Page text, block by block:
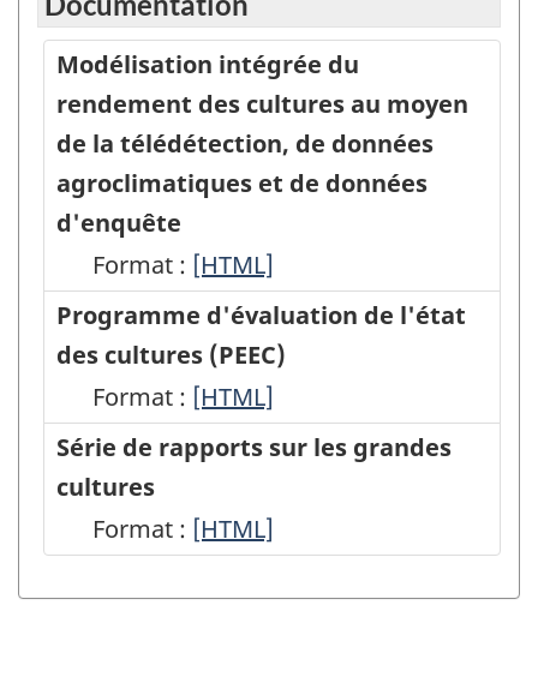
Modélisation intégrée du
rendement des cultures au moyen
de la télédétection, de données
agroclimatiques et de données
d'enquête
Format : Modélisation
intégrée
du
rendement
des
cultures
moyen
[HTML]
Programme d'évaluation de l'état
des cultures (PEEC)
Format : Programme
d'évaluation
l'état
des
cultures
[HTML]
Série de rapports sur les grandes
cultures
Format : Série
rapports
[HTML]